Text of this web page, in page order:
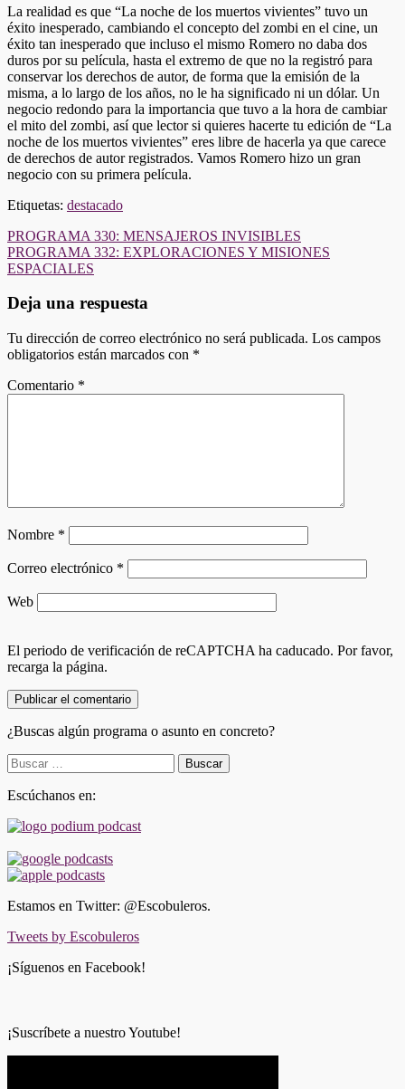
La realidad es que “La noche de los muertos vivientes” tuvo un
éxito inesperado, cambiando el concepto del zombi en el cine, un
éxito tan inesperado que incluso el mismo Romero no daba dos
duros por su película, hasta el extremo de que no la registró para
conservar los derechos de autor, de forma que la emisión de la
misma, a lo largo de los años, no le ha significado ni un dólar. Un
negocio redondo para la importancia que tuvo a la hora de cambiar
el mito del zombi, así que lector si quieres hacerte tu edición de “La
noche de los muertos vivientes” eres libre de hacerla ya que carece
de derechos de autor registrados. Vamos Romero hizo un gran
negocio con su primera película.
Etiquetas: destacado
Navegación
de
PROGRAMA 330: MENSAJEROS INVISIBLES
PROGRAMA 332: EXPLORACIONES Y MISIONES
ESPACIALES
Deja una respuesta
Tu dirección de correo electrónico no será publicada. Los campos
obligatorios están marcados con *
Comentario *
Nombre *
Correo electrónico *
Web
El periodo de verificación de reCAPTCHA ha caducado. Por favor,
recarga la página.
¿Buscas algún programa o asunto en concreto?
Buscar:
Escúchanos en:
Estamos en Twitter: @Escobuleros.
Tweets by Escobuleros
¡Síguenos en Facebook!
¡Suscríbete a nuestro Youtube!